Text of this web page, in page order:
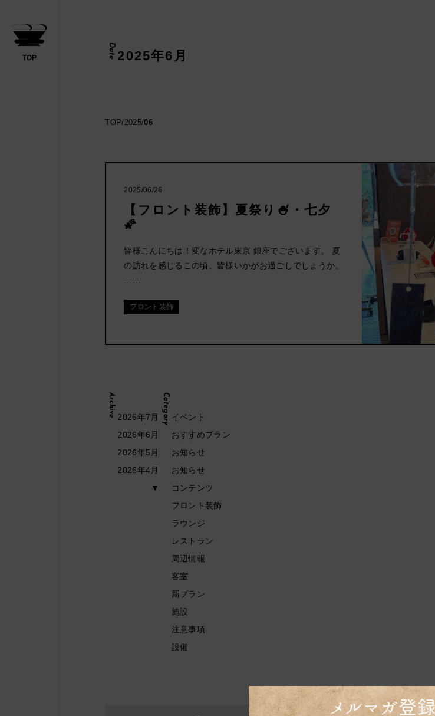
TOP Date2025年6月
TOP/2025/06
2025/06/26
【フロント装飾】夏祭り🍧・七夕
🌠
皆様こんにちは！変なホテル東京 銀座でございます。 夏
の訪れを感じるこの頃、皆様いかがお過ごしでしょうか。
フロント装飾
Archive 2026年7月
2026年6月
2026年5月
2026年4月
▼
Category イベント
おすすめプラン
お知らせ
お知らせ
コンテンツ
フロント装飾
ラウンジ
レストラン
周辺情報
客室
新プラン
施設
注意事項
設備